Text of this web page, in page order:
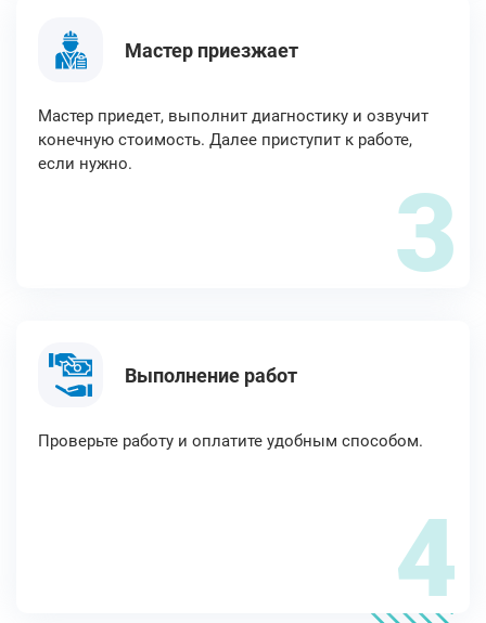
Мастер приезжает
Мастер приедет, выполнит диагностику и озвучит
конечную стоимость. Далее приступит к работе,
если нужно.
3
Выполнение работ
Проверьте работу и оплатите удобным способом.
4